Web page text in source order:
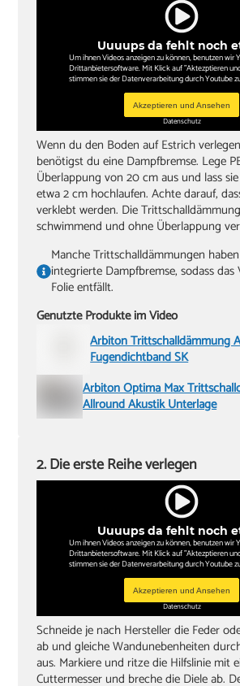
Bleistift
Uuuups da fehlt noch
Um ihnen Videos anzeigen zu können, benutzen wir
Drittanbietersoftware. Mit Klick auf "Aktezptieren
stimmen sie der Datenverarbeitung durch Youtube
Akzeptieren und Ansehen
Datenschutz
Wenn du den Boden auf Estrich
benötigst du eine Dampfbremse. Lege
Überlappung von 20 cm aus und lass
etwa 2 cm hochlaufen. Achte darauf,
verklebt werden. Die
schwimmend und ohne Überlappung
Manche Trittschalldämmungen
integrierte Dampfbremse, sodass das
Folie entfällt.
Genutzte Produkte im Video
Arbiton Trittschalldämmung
Fugendichtband SK
Arbiton Optima Max
Allround Akustik Unterlage
Uuuups da fehlt noch
Um ihnen Videos anzeigen zu können, benutzen wir
Drittanbietersoftware. Mit Klick auf "Aktezptieren
stimmen sie der Datenverarbeitung durch Youtube
Akzeptieren und Ansehen
Datenschutz
2. Die erste Reihe verlegen
Schneide je nach Hersteller die Feder
ab und gleiche Wandunebenheiten
aus. Markiere und ritze die Hilfslinie mit
Cuttermesser und breche die Diele ab.